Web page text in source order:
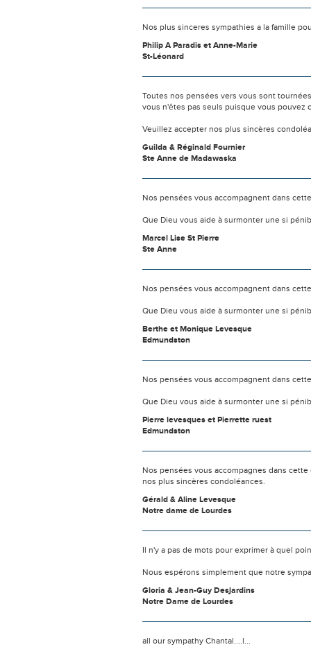
Nos plus sinceres sympathies a la famille
Philip A Paradis et Anne-Marie
St-Léonard
Toutes nos pensées vers vous sont
vous n'êtes pas seuls puisque vous pouvez
Veuillez accepter nos plus sincères
Guilda & Réginald Fournier
Ste Anne de Madawaska
Nos pensées vous accompagnent dans
Que Dieu vous aide à surmonter une si
Marcel Lise St Pierre
Ste Anne
Nos pensées vous accompagnent dans
Que Dieu vous aide à surmonter une si
Berthe et Monique Levesque
Edmundston
Nos pensées vous accompagnent dans
Que Dieu vous aide à surmonter une si
Pierre levesques et Pierrette ruest
Edmundston
Nos pensées vous accompagnes dans
nos plus sincères condoléances.
Gérald & Aline Levesque
Notre dame de Lourdes
Il n'y a pas de mots pour exprimer à quel
Nous espérons simplement que notre
Gloria & Jean-Guy Desjardins
Notre Dame de Lourdes
all our sympathy Chantal....l...